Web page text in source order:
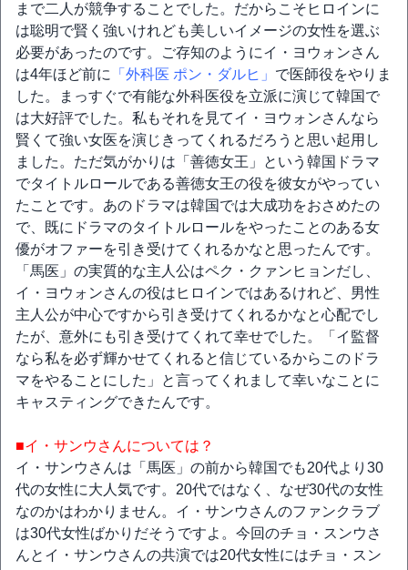
まで二人が競争することでした。だからこそヒロインに
は聡明で賢く強いけれども美しいイメージの女性を選ぶ
必要があったのです。ご存知のようにイ・ヨウォンさん
は4年ほど前に
「外科医 ポン・ダルヒ」 で医師役をやりま
した。まっすぐで有能な外科医役を立派に演じて韓国で
は大好評でした。私もそれを見てイ・ヨウォンさんなら
賢くて強い女医を演じきってくれるだろうと思い起用し
ました。ただ気がかりは「善徳女王」という韓国ドラマ
でタイトルロールである善徳女王の役を彼女がやってい
たことです。あのドラマは韓国では大成功をおさめたの
で、既にドラマのタイトルロールをやったことのある女
優がオファーを引き受けてくれるかなと思ったんです。
「馬医」の実質的な主人公はペク・クァンヒョンだし、
イ・ヨウォンさんの役はヒロインではあるけれど、男性
主人公が中心ですから引き受けてくれるかなと心配でし
たが、意外にも引き受けてくれて幸せでした。「イ監督
なら私を必ず輝かせてくれると信じているからこのドラ
マをやることにした」と言ってくれまして幸いなことに
キャスティングできたんです。
■イ・サンウさんについては？
イ・サンウさんは「馬医」の前から韓国でも20代より30
代の女性に大人気です。20代ではなく、なぜ30代の女性
なのかはわかりません。イ・サンウさんのファンクラブ
は30代女性ばかりだそうですよ。今回のチョ・スンウさ
んとイ・サンウさんの共演では20代女性にはチョ・スン